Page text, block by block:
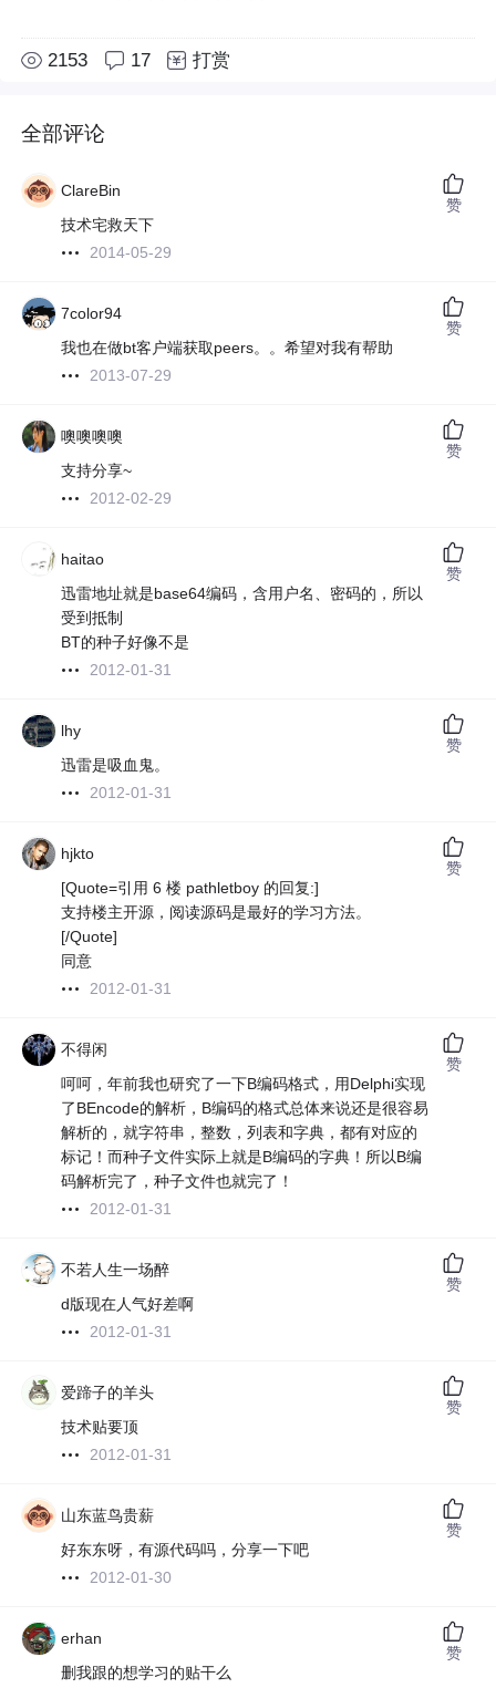
2153 17 打赏
全部评论
ClareBin
技术宅救天下
2014-05-29
赞
7color94
我也在做bt客户端获取peers。。希望对我有帮助
2013-07-29
赞
噢噢噢噢
支持分享~
2012-02-29
赞
haitao
迅雷地址就是base64编码，含用户名、密码的，所以
受到抵制
BT的种子好像不是
2012-01-31
赞
lhy
迅雷是吸血鬼。
2012-01-31
赞
hjkto
[Quote=引用 6 楼 pathletboy 的回复:]
支持楼主开源，阅读源码是最好的学习方法。
[/Quote]
同意
2012-01-31
赞
不得闲
呵呵，年前我也研究了一下B编码格式，用Delphi实现
了BEncode的解析，B编码的格式总体来说还是很容易
解析的，就字符串，整数，列表和字典，都有对应的
标记！而种子文件实际上就是B编码的字典！所以B编
码解析完了，种子文件也就完了！
2012-01-31
赞
不若人生一场醉
d版现在人气好差啊
2012-01-31
赞
爱蹄子的羊头
技术贴要顶
2012-01-31
赞
山东蓝鸟贵薪
好东东呀，有源代码吗，分享一下吧
2012-01-30
赞
erhan
删我跟的想学习的贴干么
赞